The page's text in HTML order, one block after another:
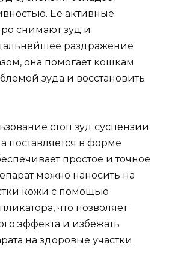
Ее активные
снимают зуд и
раздражение
она помогает кошкам
зуда и восстановить
стоп зуд суспензии
поставляется в форме
простое и точное
можно наносить на
кожи с помощью
что позволяет
эффекта и избежать
на здоровые участки